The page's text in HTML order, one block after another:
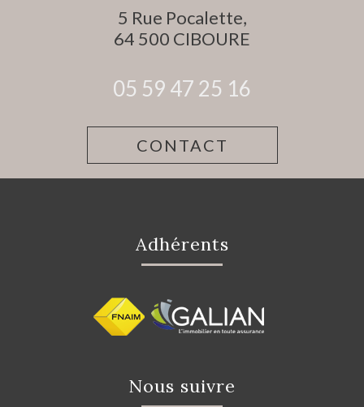
5 Rue Pocalette,
64 500 CIBOURE
05 59 47 25 16
CONTACT
adhérents
nous suivre